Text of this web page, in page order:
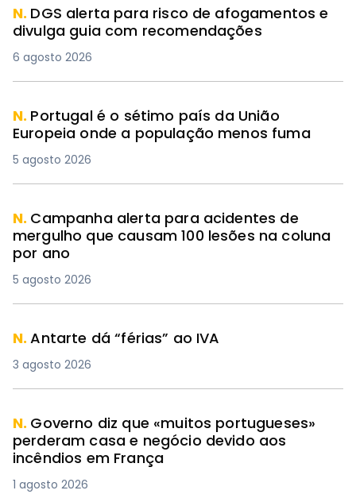
N. DGS alerta para risco de afogamentos e
divulga guia com recomendações
6 agosto 2026
N. Portugal é o sétimo país da União
Europeia onde a população menos fuma
5 agosto 2026
N. Campanha alerta para acidentes de
mergulho que causam 100 lesões na coluna
por ano
5 agosto 2026
N.Antarte dá “férias” ao IVA
3 agosto 2026
N. Governo diz que «muitos portugueses»
perderam casa e negócio devido aos
incêndios em França
1 agosto 2026